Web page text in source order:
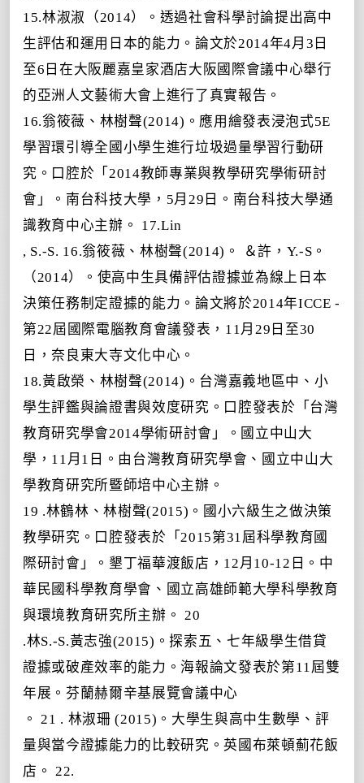
15.林淑淑（2014）。透過社會科學討論提出高中
生評估和運用日本的能力。論文於2014年4月3日
至6日在大阪麗嘉皇家酒店大阪國際會議中心舉行
的亞洲人文藝術大會上進行了真實報告。
16.翁筱薇、林樹聲(2014)。應用繪發表浸泡式5E
學習環引導全國小學生進行垃圾過量學習行動研
究。口腔於「2014教師專業與教學研究學術研討
會」。南台科技大學，5月29日。南台科技大學通
識教育中心主辦。 17.Lin
, S.-S. 16.翁筱薇、林樹聲(2014)。
＆許，Y.-S。
（2014）。使高中生具備評估證據並為線上日本
決策任務制定證據的能力。論文將於2014年ICCE -
第22屆國際電腦教育會議發表，11月29日至30
日，奈良東大寺文化中心。
18.黃啟榮、林樹聲(2014)。台灣嘉義地區中、小
學生評鑑與論證書與效度研究。口腔發表於「台灣
教育研究學會2014學術研討會」。國立中山大
學，11月1日。由台灣教育研究學會、國立中山大
學教育研究所暨師培中心主辦 。
19 .林鶴林、林樹聲(2015)。國小六級生之做決策
教學研究。口腔發表於「2015第31屆科學教育國
際研討會」。墾丁福華渡飯店，12月10-12日。中
華民國科學教育學會、國立高雄師範大學科學教育
與環境教育研究所主辦。 20
.林S.-S.黃志強(2015)。探索五、七年級學生借貸
證據或破產效率的能力。海報論文發表於第11屆雙
年展。芬蘭赫爾辛基展覽會議中心
。 21 . 林淑珊 (2015)。大學生與高中生數學、評
量與當今證據能力的比較研究。英國布萊頓薊花飯
店。 22.